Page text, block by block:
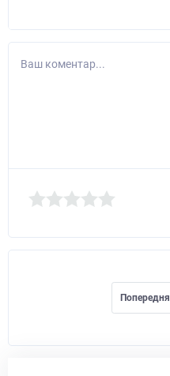
Ваш коментар...
Попередня